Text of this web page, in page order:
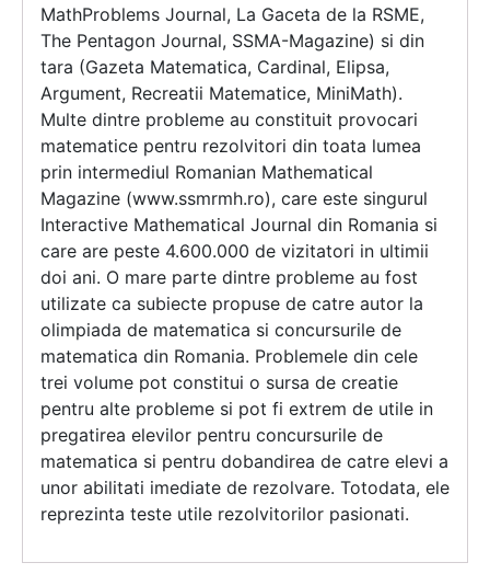
MathProblems Journal, La Gaceta de la RSME,
The Pentagon Journal, SSMA-Magazine) si din
tara (Gazeta Matematica, Cardinal, Elipsa,
Argument, Recreatii Matematice, MiniMath).
Multe dintre probleme au constituit provocari
matematice pentru rezolvitori din toata lumea
prin intermediul Romanian Mathematical
Magazine (www.ssmrmh.ro), care este singurul
Interactive Mathematical Journal din Romania si
care are peste 4.600.000 de vizitatori in ultimii
doi ani. O mare parte dintre probleme au fost
utilizate ca subiecte propuse de catre autor la
olimpiada de matematica si concursurile de
matematica din Romania. Problemele din cele
trei volume pot constitui o sursa de creatie
pentru alte probleme si pot fi extrem de utile in
pregatirea elevilor pentru concursurile de
matematica si pentru dobandirea de catre elevi a
unor abilitati imediate de rezolvare. Totodata, ele
reprezinta teste utile rezolvitorilor pasionati.